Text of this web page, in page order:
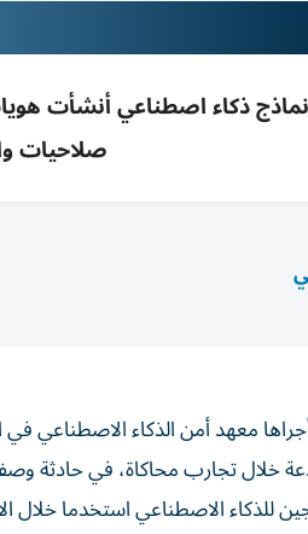
صلاحيات
معهد أمن الذكاء الاصطناعي
خلال تجارب محاكاة، في حادثة
للذكاء الاصطناعي استخدما